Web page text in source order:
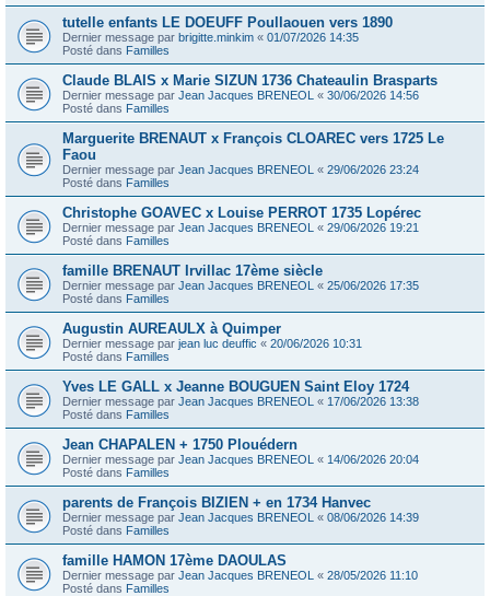
tutelle enfants LE DOEUFF Poullaouen vers 1890
Dernier message par brigitte.minkim « 01/07/2026 14:35
Posté dans Familles
Claude BLAIS x Marie SIZUN 1736 Chateaulin Brasparts
Dernier message par Jean Jacques BRENEOL « 30/06/2026 14:56
Posté dans Familles
Marguerite BRENAUT x François CLOAREC vers 1725 Le
Faou
Dernier message par Jean Jacques BRENEOL « 29/06/2026 23:24
Posté dans Familles
Christophe GOAVEC x Louise PERROT 1735 Lopérec
Dernier message par Jean Jacques BRENEOL « 29/06/2026 19:21
Posté dans Familles
famille BRENAUT Irvillac 17ème siècle
Dernier message par Jean Jacques BRENEOL « 25/06/2026 17:35
Posté dans Familles
Augustin AUREAULX à Quimper
Dernier message par jean luc deuffic « 20/06/2026 10:31
Posté dans Familles
Yves LE GALL x Jeanne BOUGUEN Saint Eloy 1724
Dernier message par Jean Jacques BRENEOL « 17/06/2026 13:38
Posté dans Familles
Jean CHAPALEN + 1750 Plouédern
Dernier message par Jean Jacques BRENEOL « 14/06/2026 20:04
Posté dans Familles
parents de François BIZIEN + en 1734 Hanvec
Dernier message par Jean Jacques BRENEOL « 08/06/2026 14:39
Posté dans Familles
famille HAMON 17ème DAOULAS
Dernier message par Jean Jacques BRENEOL « 28/05/2026 11:10
Posté dans Familles